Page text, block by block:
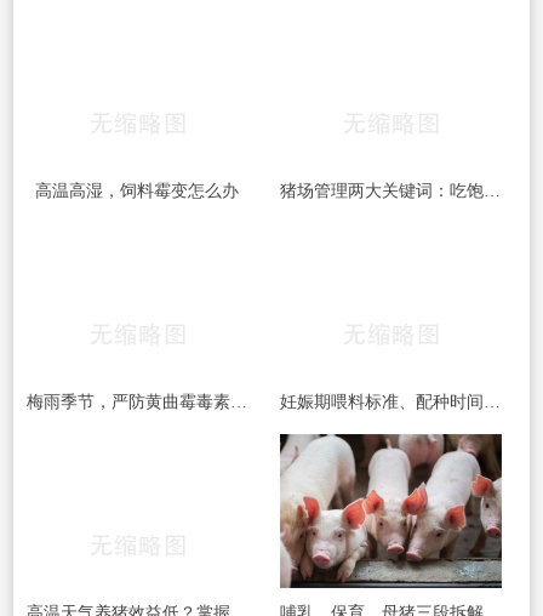
高温高湿，饲料霉变怎么办 猪场管理两大关键词：吃饱和干燥，做到位了效益差不少
梅雨季节，严防黄曲霉毒素的危害！！！ 妊娠期喂料标准、配种时间间隔、疫苗禁忌……这份养猪笔记值得收藏